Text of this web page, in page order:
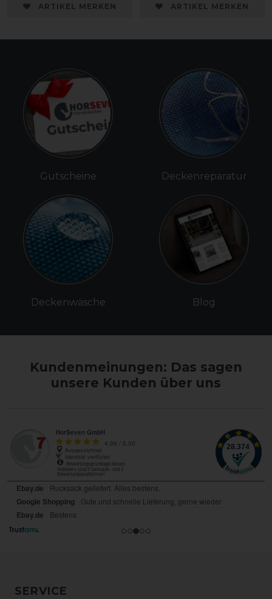
ARTIKEL MERKEN ARTIKEL MERKEN
Gutscheine
Deckenwäsche
Deckenreparatur
Blog
Kundenmeinungen: Das sagen
unsere Kunden über uns
SERVICE